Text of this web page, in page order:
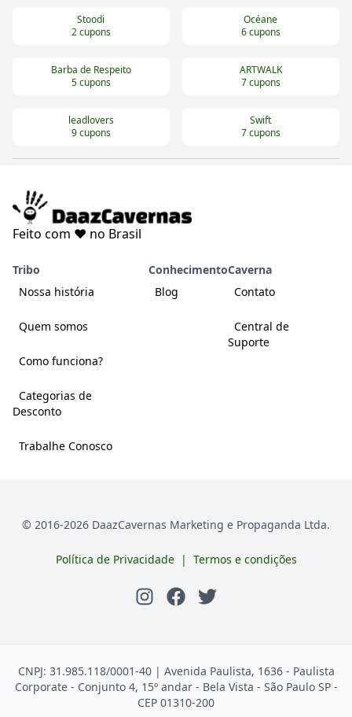
Stoodi
2cupons
Océane
6cupons
Barba de Respeito
5cupons
ARTWALK
7cupons
leadlovers
9cupons
Swift
7cupons
Feito com ❤️ no Brasil
Tribo
Nossa história
Quem somos
Como funciona?
Categorias de
Desconto
Trabalhe Conosco
Conhecimento
Blog
Caverna
Contato
Central de
Suporte
© 2016-2026 DaazCavernas Marketing e Propaganda Ltda.
Política de Privacidade | Termos e condições
CNPJ: 31.985.118/0001-40 | Avenida Paulista, 1636 - Paulista
Corporate - Conjunto 4, 15º andar - Bela Vista - São Paulo SP -
CEP 01310-200